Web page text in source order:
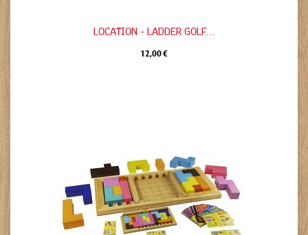
LOCATION - LADDER GOLF...
12,00 €